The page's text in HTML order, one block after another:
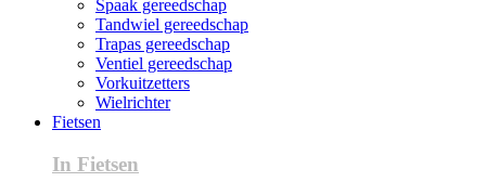
Spaak gereedschap
Tandwiel gereedschap
Trapas gereedschap
Ventiel gereedschap
Vorkuitzetters
Wielrichter
Fietsen
In Fietsen